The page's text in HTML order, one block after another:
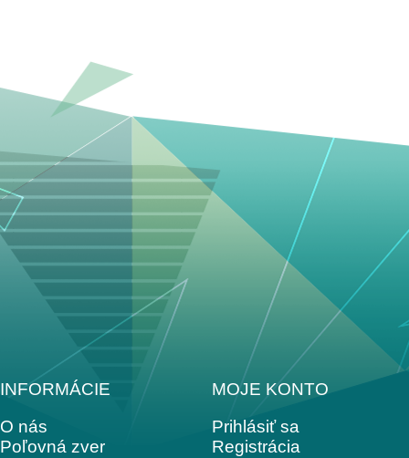
INFORMÁCIE
O nás
Poľovná zver
MOJE KONTO
Prihlásiť sa
Registrácia